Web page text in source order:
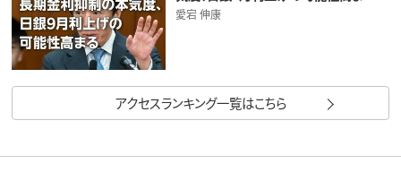
愛宕 伸康
アクセスランキング一覧はこちら